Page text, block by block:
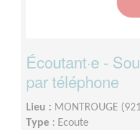
Écoutant·e -
par téléphone
Lieu : MONTROUGE
Type : Ecoute